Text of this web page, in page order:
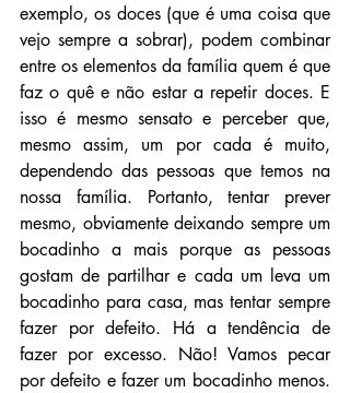
exemplo, os doces (que é uma coisa que
vejo sempre a sobrar), podem combinar
entre os elementos da família quem é que
faz o quê e não estar a repetir doces. E
isso é mesmo sensato e perceber que,
mesmo assim, um por cada é muito,
dependendo das pessoas que temos na
nossa família. Portanto, tentar prever
mesmo, obviamente deixando sempre um
bocadinho a mais porque as pessoas
gostam de partilhar e cada um leva um
bocadinho para casa, mas tentar sempre
fazer por defeito. Há a tendência de
fazer por excesso. Não! Vamos pecar
por defeito e fazer um bocadinho menos.